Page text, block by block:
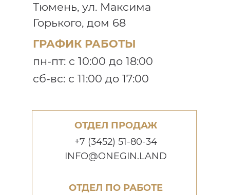
ОТДЕЛ ПРОДАЖ
INFO@ONEGIN.LAND
+7 (3452) 51-80-34
ОТДЕЛ ПО РАБОТЕ
Тюмень, ул. Максима
Горького, дом 68
ГРАФИК РАБОТЫ
пн-пт: с 10:00 до 18:00
сб-вс: с 11:00 до 17:00